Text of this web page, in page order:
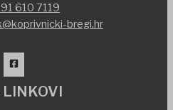
610 7119
bregi.hr